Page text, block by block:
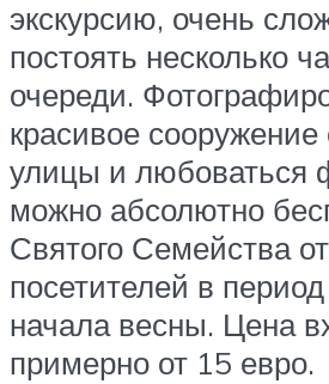
экскурсию, очень
постоять несколько
очереди.
красивое сооружение
улицы и любоваться
можно абсолютно
Святого Семейства
посетителей в
начала весны. Цена
примерно от 15 евро.